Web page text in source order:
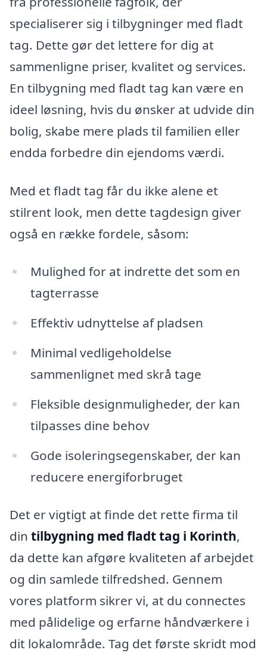
specialiserer sig i tilbygninger med fladt
tag. Dette gør det lettere for dig at
sammenligne priser, kvalitet og services.
En tilbygning med fladt tag kan være en
ideel løsning, hvis du ønsker at udvide din
bolig, skabe mere plads til familien eller
endda forbedre din ejendoms værdi.
Med et fladt tag får du ikke alene et
stilrent look, men dette tagdesign giver
også en række fordele, såsom:
Mulighed for at indrette det som en
tagterrasse
Effektiv udnyttelse af pladsen
Minimal vedligeholdelse
sammenlignet med skrå tage
Fleksible designmuligheder, der kan
tilpasses dine behov
Gode isoleringsegenskaber, der kan
reducere energiforbruget
Det er vigtigt at finde det rette firma til
din tilbygning med fladt tag i Korinth,
da dette kan afgøre kvaliteten af arbejdet
og din samlede tilfredshed. Gennem
vores platform sikrer vi, at du connectes
med pålidelige og erfarne håndværkere i
dit lokalområde. Tag det første skridt mod